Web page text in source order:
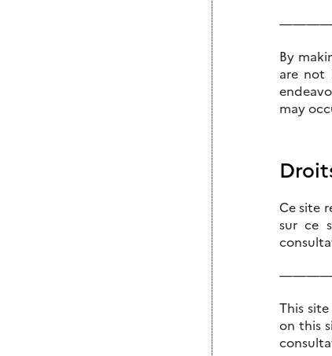
By
are not
may
Ce site
sur ce
This
on this